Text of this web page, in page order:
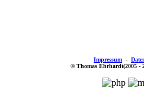
Impressum -
© Thomas Ehrhardt(2005 -